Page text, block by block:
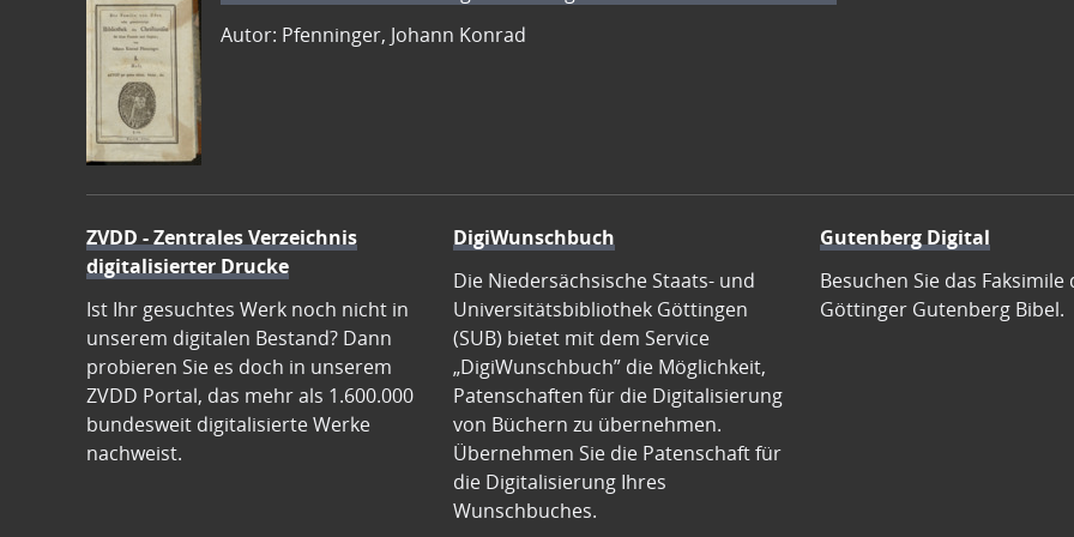
Autor: Pfenninger, Johann Konrad
ZVDD - Zentrales Verzeichnis
digitalisierter Drucke
Ist Ihr gesuchtes Werk noch nicht in
unserem digitalen Bestand? Dann
probieren Sie es doch in unserem
ZVDD Portal, das mehr als 1.600.000
bundesweit digitalisierte Werke
nachweist.
DigiWunschbuch
Die Niedersächsische Staats- und
Universitätsbibliothek Göttingen
(SUB) bietet mit dem Service
„DigiWunschbuch” die Möglichkeit,
Patenschaften für die Digitalisierung
von Büchern zu übernehmen.
Übernehmen Sie die Patenschaft für
die Digitalisierung Ihres
Wunschbuches.
Gutenberg Digital
Besuchen Sie das Faksimile
Göttinger Gutenberg Bibel.